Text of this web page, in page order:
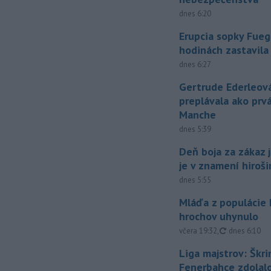
dnes 6:20
Erupcia sopky
hodinách zastavila
dnes 6:27
Gertrude
preplávala ako
Manche
dnes 5:39
Deň boja za zákaz
je v znamení
dnes 5:55
Mláďa z populácie
hrochov uhynulo
včera 19:32, aktualizované
dnes 6:10
Liga majstrov:
Fenerbahce